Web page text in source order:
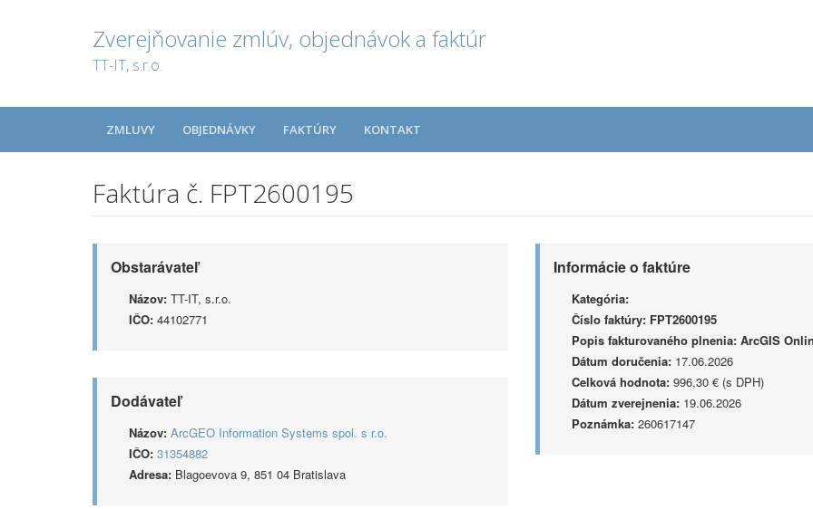
Zverejňovanie zmlúv, objednávok a faktúr
TT-IT, s.r.o.
ZMLUVY OBJEDNÁVKY FAKTÚRY KONTAKT
Faktúra č. FPT2600195
Obstarávateľ
Názov: TT-IT, s.r.o.
IČO: 44102771
Dodávateľ
Názov: ArcGEO Information Systems spol. s r.o.
IČO: 31354882
Adresa: Blagoevova 9, 851 04 Bratislava
Informácie o faktúre
Kategória:
Číslo faktúry: FPT2600195
Popis fakturovaného plnenia: ArcGIS
Dátum doručenia:17.06.2026
Celková hodnota:996,30 € (s DPH)
Dátum zverejnenia:19.06.2026
Poznámka:260617147